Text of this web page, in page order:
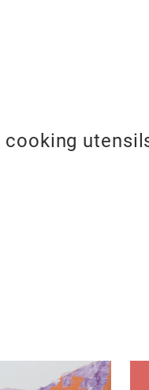
cooking